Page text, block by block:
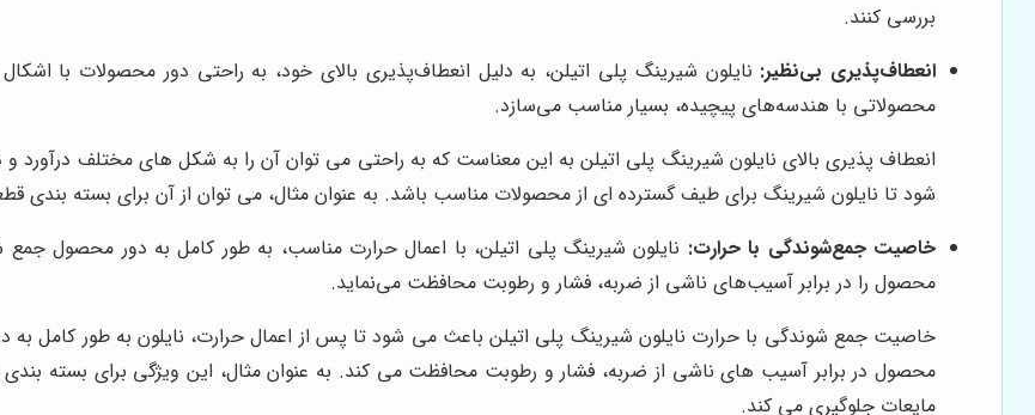
بررسی کنند.
انعطاف‌پذیری بی‌نظیر: نایلون شیرینگ پلی اتیلن، به دلیل انعطاف‌پذیری بالای خود، به راحتی دور محصولات با
محصولاتی با هندسه‌های پیچیده، بسیار مناسب می‌سازد.
انعطاف پذیری بالای نایلون شیرینگ پلی اتیلن به این معناست که به راحتی می توان آن را به شکل های مختلف درآورد
شود تا نایلون شیرینگ برای طیف گسترده ای از محصولات مناسب باشد. به عنوان مثال، می توان از آن برای بسته بندی
خاصیت جمع‌شوندگی با حرارت: نایلون شیرینگ پلی اتیلن، با اعمال حرارت مناسب، به طور کامل به دور محصول
محصول را در برابر آسیب‌های ناشی از ضربه، فشار و رطوبت محافظت می‌نماید.
خاصیت جمع شوندگی با حرارت نایلون شیرینگ پلی اتیلن باعث می شود تا پس از اعمال حرارت، نایلون به طور کامل
محصول در برابر آسیب های ناشی از ضربه، فشار و رطوبت محافظت می کند. به عنوان مثال، این ویژگی برای بسته
مایعات جلوگیری می کند.